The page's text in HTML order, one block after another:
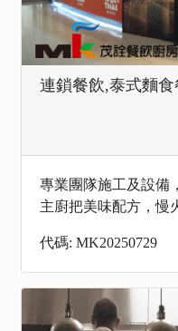
連鎖餐飲,泰式麵食
專業團隊施工及設備
主廚把美味配方，慢
代碼: MK20250729